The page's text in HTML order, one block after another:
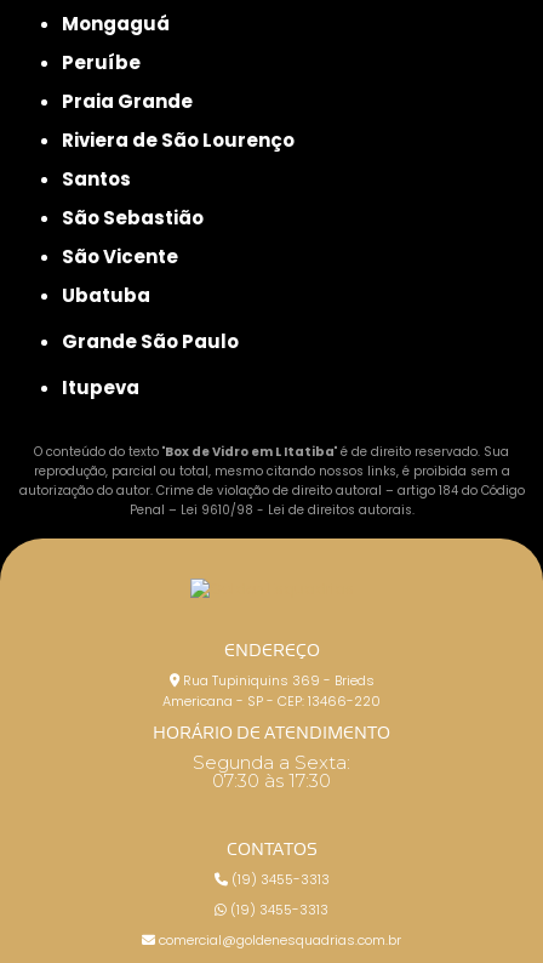
Mongaguá
Peruíbe
Praia Grande
Riviera de São Lourenço
Santos
São Sebastião
São Vicente
Ubatuba
Grande São Paulo
Itupeva
O conteúdo do texto "Box de Vidro em L Itatiba" é de direito reservado. Sua
reprodução, parcial ou total, mesmo citando nossos links, é proibida sem a
autorização do autor. Crime de violação de direito autoral – artigo 184 do Código
Penal – Lei 9610/98 - Lei de direitos autorais.
ENDEREÇO
Rua Tupiniquins 369 - Brieds
Americana - SP - CEP: 13466-220
HORÁRIO DE ATENDIMENTO
Segunda a Sexta:
07:30 às 17:30
CONTATOS
(19) 3455-3313
(19) 3455-3313
comercial@goldenesquadrias.com.br